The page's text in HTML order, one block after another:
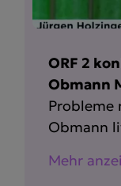
ORF 2
Obmann
Probleme
Obmann
Mehr